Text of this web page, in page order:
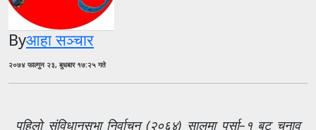
Byआहा सञ्चार
२०७४ फाल्गुन २३, बुधबार १७:२५ गते
पहिलो संविधानसभा निर्वाचन (२०६४) सालमा पर्सा–१ बट चुनाव